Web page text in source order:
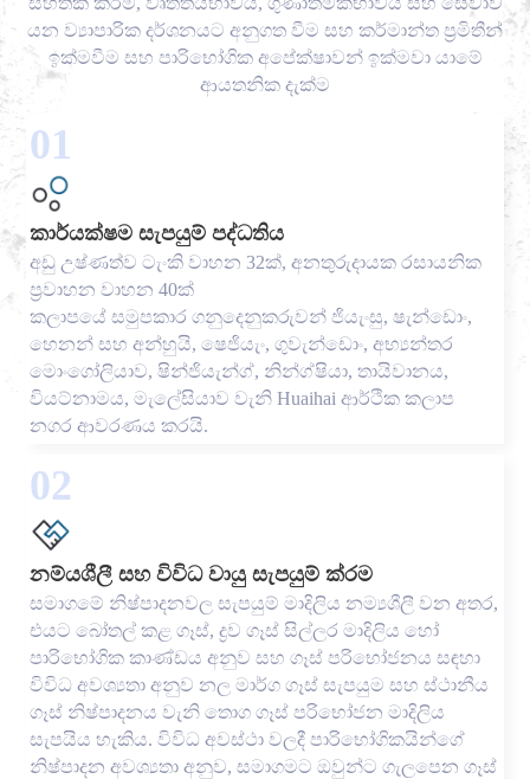
යන ව්‍යාපාරික දර්ශනයට අනුගත වීම සහ කර්මාන්ත ප්‍රමිතීන්
ඉක්මවීම සහ පාරිභෝගික අපේක්ෂාවන් ඉක්මවා යාමේ
ආයතනික දැක්ම
01
කාර්යක්ෂම සැපයුම් පද්ධතිය
අඩු උෂ්ණත්ව ටැංකි වාහන 32ක්, අනතුරුදායක රසායනික
ප්‍රවාහන වාහන 40ක්
කලාපයේ සමුපකාර ගනුදෙනුකරුවන් ජියැංසු, ෂැන්ඩොං,
හෙනන් සහ අන්හුයි, ෂෙජියැං, ගුවැන්ඩොං, අභ්‍යන්තර
මොංගෝලියාව, ෂින්ජියැන්ග්, නින්ග්ෂියා, තායිවානය,
වියට්නාමය, මැලේසියාව වැනි Huaihai ආර්ථික කලාප
නගර ආවරණය කරයි.
02
නම්යශීලී සහ විවිධ වායු සැපයුම් ක්රම
සමාගමේ නිෂ්පාදනවල සැපයුම් මාදිලිය නම්‍යශීලී වන අතර,
එයට බෝතල් කළ ගෑස්, ද්‍රව ගෑස් සිල්ලර මාදිලිය හෝ
පාරිභෝගික කාණ්ඩය අනුව සහ ගෑස් පරිභෝජනය සඳහා
විවිධ අවශ්‍යතා අනුව නල මාර්ග ගෑස් සැපයුම සහ ස්ථානීය
ගෑස් නිෂ්පාදනය වැනි තොග ගෑස් පරිභෝජන මාදිලිය
සැපයිය හැකිය. විවිධ අවස්ථා වලදී පාරිභෝගිකයින්ගේ
නිෂ්පාදන අවශ්‍යතා අනුව, සමාගමට ඔවුන්ට ගැලපෙන ගෑස්